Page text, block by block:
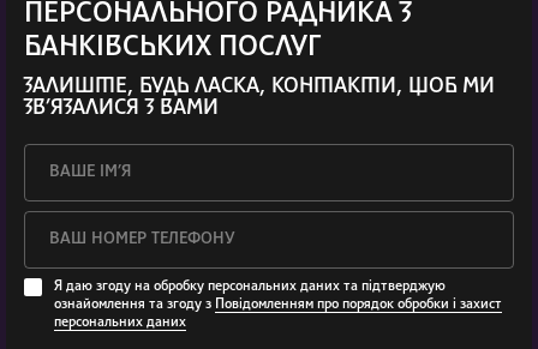
ПЕРСОНАЛЬНОГО РАДНИКА З
БАНКІВСЬКИХ ПОСЛУГ
ЗАЛИШТЕ, БУДЬ ЛАСКА, КОНТАКТИ, ЩОБ МИ
ЗВ’ЯЗАЛИСЯ З ВАМИ
Я даю згоду на обробку персональних даних та підтверджую
ознайомлення та згоду з Повідомленням про порядок обробки і захист
персональних даних